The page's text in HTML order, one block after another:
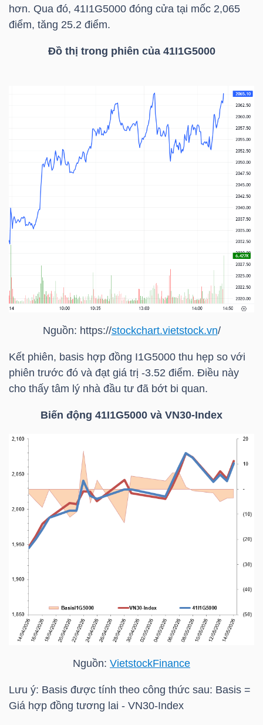
hơn. Qua đó, 41I1G5000 đóng cửa tại mốc 2,065
điểm, tăng 25.2 điểm.
Đồ thị trong phiên của 41I1G5000
Nguồn: https://stockchart.vietstock.vn/
Kết phiên, basis hợp đồng I1G5000 thu hẹp so với
phiên trước đó và đạt giá trị -3.52 điểm. Điều này
cho thấy tâm lý nhà đầu tư đã bớt bi quan.
Biến động 41I1G5000 và VN30-Index
Nguồn: VietstockFinance
Lưu ý: Basis được tính theo công thức sau: Basis =
Giá hợp đồng tương lai - VN30-Index
VIETSTOCKFINANCE
NGÀNH
PHIẾU
PHÁI
TRÁI
PHIẾU
CÔNG
CỤ
TƯ
TRUY
LIỆU